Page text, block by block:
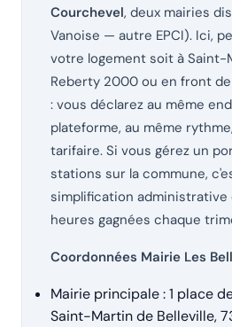
Courchevel, deux mairies
Vanoise — autre EPCI). Ici,
votre logement soit à Saint-
Reberty 2000 ou en front
: vous déclarez au même
plateforme, au même
tarifaire. Si vous gérez un
stations sur la commune,
simplification
heures gagnées chaque
Coordonnées Mairie Les
Mairie principale : 1 place
Saint-Martin de Belleville,